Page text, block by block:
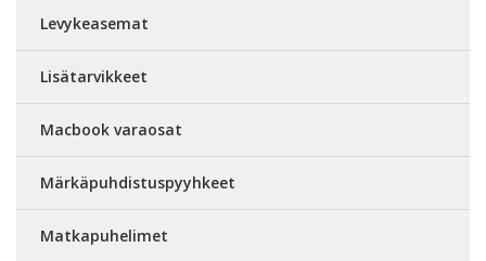
Levykeasemat
Lisätarvikkeet
Macbook varaosat
Märkäpuhdistuspyyhkeet
Matkapuhelimet